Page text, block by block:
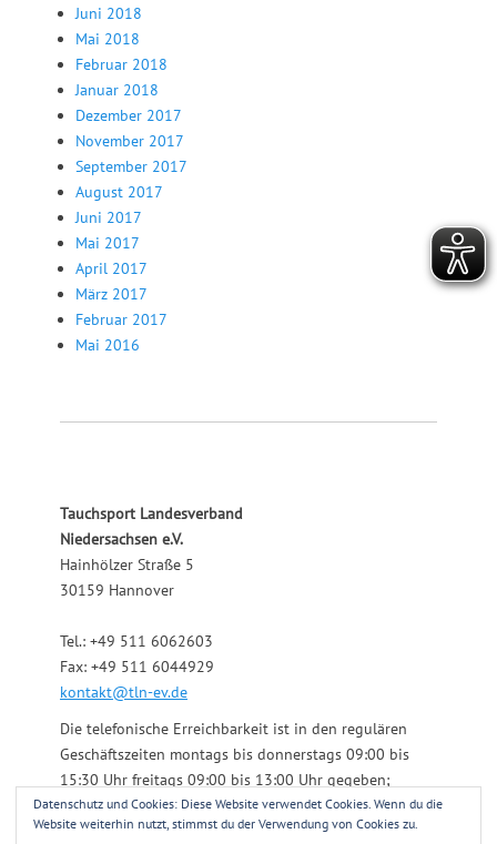
Juni 2018
Mai 2018
Februar 2018
Januar 2018
Dezember 2017
November 2017
September 2017
August 2017
Juni 2017
Mai 2017
April 2017
März 2017
Februar 2017
Mai 2016
Tauchsport Landesverband
Niedersachsen e.V.
Hainhölzer Straße 5
30159 Hannover
Tel.: +49 511 6062603
Fax: +49 511 6044929
kontakt@tln-ev.de
Die telefonische Erreichbarkeit ist in den regulären
Geschäftszeiten montags bis donnerstags 09:00 bis
15:30 Uhr freitags 09:00 bis 13:00 Uhr gegeben;
darüber hinaus über einen angeschlossenen
Anrufbeantworter.
Datenschutz und Cookies: Diese Website verwendet Cookies. Wenn du die
Website weiterhin nutzt, stimmst du der Verwendung von Cookies zu.